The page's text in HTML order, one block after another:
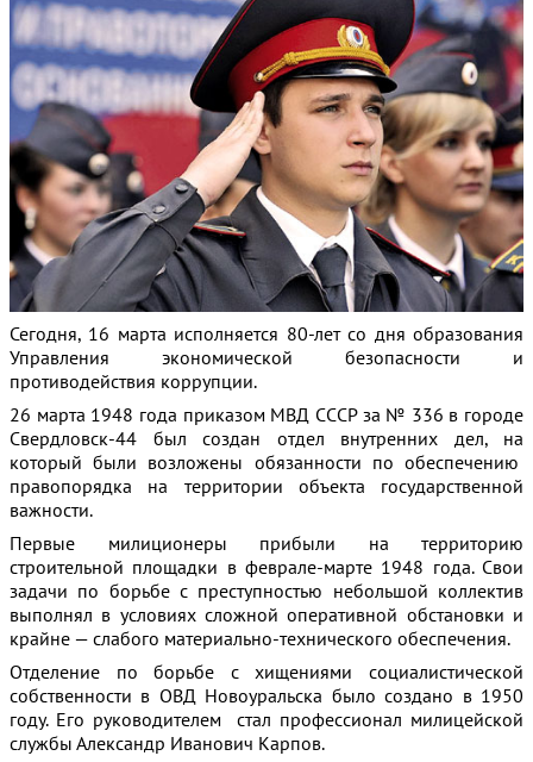
Сегодня, 16 марта исполняется 80-лет со дня образования
Управления экономической безопасности и
противодействия коррупции.
26 марта 1948 года приказом МВД СССР за № 336 в городе
Свердловск-44 был создан отдел внутренних дел, на
который были возложены обязанности по обеспечению
правопорядка на территории объекта государственной
важности.
Первые милиционеры прибыли на территорию
строительной площадки в феврале-марте 1948 года. Свои
задачи по борьбе с преступностью небольшой коллектив
выполнял в условиях сложной оперативной обстановки и
крайне — слабого материально-технического обеспечения.
Отделение по борьбе с хищениями социалистической
собственности в ОВД Новоуральска было создано в 1950
году. Его руководителем стал профессионал милицейской
службы Александр Иванович Карпов.